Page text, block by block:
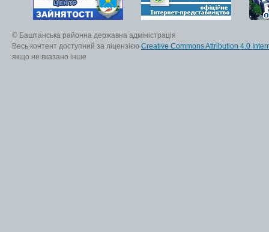
© Баштанська районна державна адміністрація
Весь контент доступний за ліцензією Creative Commons Attribution 4.0
якщо не вказано інше